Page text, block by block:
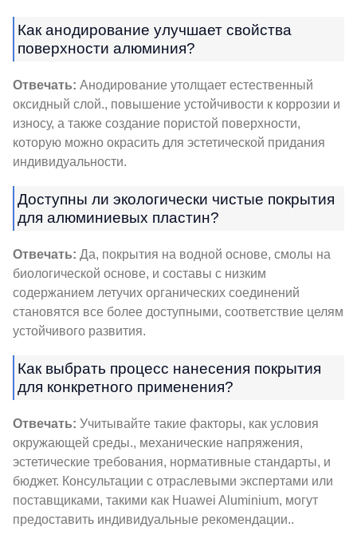
Как анодирование улучшает свойства
поверхности алюминия?
Отвечать: Анодирование утолщает естественный
оксидный слой., повышение устойчивости к коррозии и
износу, а также создание пористой поверхности,
которую можно окрасить для эстетической придания
индивидуальности.
Доступны ли экологически чистые покрытия
для алюминиевых пластин?
Отвечать: Да, покрытия на водной основе, смолы на
биологической основе, и составы с низким
содержанием летучих органических соединений
становятся все более доступными, соответствие целям
устойчивого развития.
Как выбрать процесс нанесения покрытия
для конкретного применения?
Отвечать: Учитывайте такие факторы, как условия
окружающей среды., механические напряжения,
эстетические требования, нормативные стандарты, и
бюджет. Консультации с отраслевыми экспертами или
поставщиками, такими как Huawei Aluminium, могут
предоставить индивидуальные рекомендации..